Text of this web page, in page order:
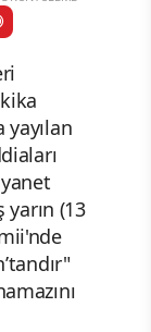
yayılan
yarın (13